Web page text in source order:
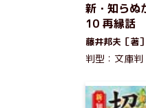
新・知らぬ
10 再縁話
藤井邦夫［著］
判型：文庫判